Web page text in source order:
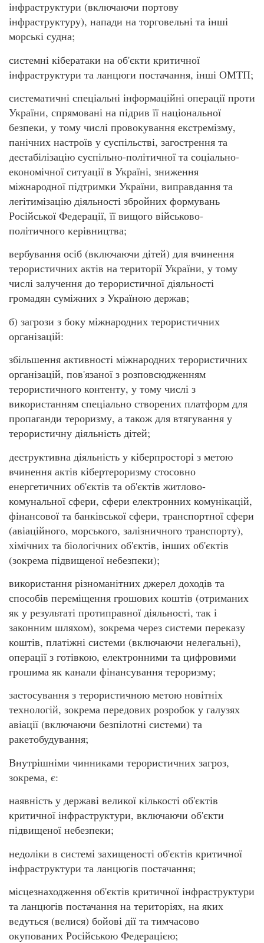
інфраструктури (включаючи портову
інфраструктуру), напади на торговельні та інші
морські судна;
системні кібератаки на об'єкти критичної
інфраструктури та ланцюги постачання, інші ОМТП;
систематичні спеціальні інформаційні операції проти
України, спрямовані на підрив її національної
безпеки, у тому числі провокування екстремізму,
панічних настроїв у суспільстві, загострення та
дестабілізацію суспільно-політичної та соціально-
економічної ситуації в Україні, зниження
міжнародної підтримки України, виправдання та
легітимізацію діяльності збройних формувань
Російської Федерації, її вищого військово-
політичного керівництва;
вербування осіб (включаючи дітей) для вчинення
терористичних актів на території України, у тому
числі залучення до терористичної діяльності
громадян суміжних з Україною держав;
б) загрози з боку міжнародних терористичних
організацій:
збільшення активності міжнародних терористичних
організацій, пов'язаної з розповсюдженням
терористичного контенту, у тому числі з
використанням спеціально створених платформ для
пропаганди тероризму, а також для втягування у
терористичну діяльність дітей;
деструктивна діяльність у кіберпросторі з метою
вчинення актів кібертероризму стосовно
енергетичних об'єктів та об'єктів житлово-
комунальної сфери, сфери електронних комунікацій,
фінансової та банківської сфери, транспортної сфери
(авіаційного, морського, залізничного транспорту),
хімічних та біологічних об'єктів, інших об'єктів
(зокрема підвищеної небезпеки);
використання різноманітних джерел доходів та
способів переміщення грошових коштів (отриманих
як у результаті протиправної діяльності, так і
законним шляхом), зокрема через системи переказу
коштів, платіжні системи (включаючи нелегальні),
операції з готівкою, електронними та цифровими
грошима як канали фінансування тероризму;
застосування з терористичною метою новітніх
технологій, зокрема передових розробок у галузях
авіації (включаючи безпілотні системи) та
ракетобудування;
Внутрішніми чинниками терористичних загроз,
зокрема, є:
наявність у державі великої кількості об'єктів
критичної інфраструктури, включаючи об'єкти
підвищеної небезпеки;
недоліки в системі захищеності об'єктів критичної
інфраструктури та ланцюгів постачання;
місцезнаходження об'єктів критичної інфраструктури
та ланцюгів постачання на територіях, на яких
ведуться (велися) бойові дії та тимчасово
окупованих Російською Федерацією;